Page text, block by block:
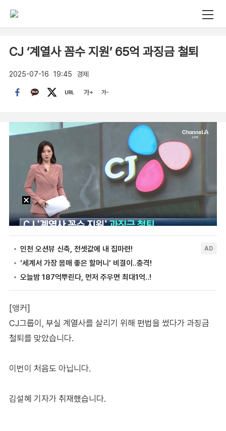
CJ ‘계열사 꼼수 지원’ 65억 과징금 철퇴
2025-07-16 19:45 경제
[앵커]
CJ그룹이, 부실 계열사를 살리기 위해 편법을 썼다가 과징금
철퇴를 맞았습니다.
이번이 처음도 아닙니다.
김설혜 기자가 취재했습니다.